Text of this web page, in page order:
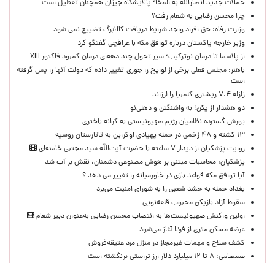
حملات جدید انصارالله به المخا؛ پالایشگاه جیزان همچنان تعطیل است
چرا محسن رضایی به شعام رفت؟
وزارت رفاه: حق افراد واجد شرایط دریافت کالابرگ تضییع نمی شود
وزیر خارجه پاکستان درباره توافق مکه با عراقچی گفتگو کرد
از پلاسما تا درمان نوترکیب؛ سیر تحول چند دهه‌ای درمان کمبود فاکتور XIII
باهنر: مجلس فعلی برخی از لوایح را جوری تغییر داده که دولت آنها را پس گرفته
است
زلزله ۷.۴ ریشتری کلمبیا را لرزاند
دو هشدار از پکن؛ به واشنگتن و دهلی‌نو
یورش گسترده نظامیان رژیم صهیونیستی به کرانه باختری
۱۳ کشته و ۴۸ زخمی در حمله پهپادی اوکراین به تاتارستان روسیه
روایت پزشکیان از دیدار ۷ ساعته با حضرت آیت‌الله سید مجتبی خامنه‌ای
پزشکیان: محاسبات مبتنی بر هوش مصنوعی دشمنان، نقش بر آب شد
آیا توافق مکه قواعد بازی در خاورمیانه را تغییر می دهد ؟
بغداد حمله به حشد شعبی را به شورای امنیت می‌برد
سقوط آزاد بازیکن محبوب قلعه‌نویی
اولین واکنش صهیونیست‌ها به انتصاب محسن رضایی به‌عنوان دبیر شعام
عرضه مسکن متری از فردا آغاز می‌شود
کشف سلاح و مهمات غیرمجاز در منزل مرد عتیقه‌فروش
صمصامی: ۸ تا ۱۲ میلیارد دلار ارز تراستی برنگشته است